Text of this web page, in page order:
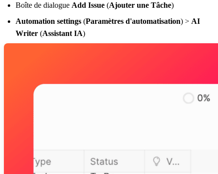
Boîte de dialogue Add Issue (Ajouter une Tâche)
Automation settings (Paramètres d'automatisation) > AI
Writer (Assistant IA)